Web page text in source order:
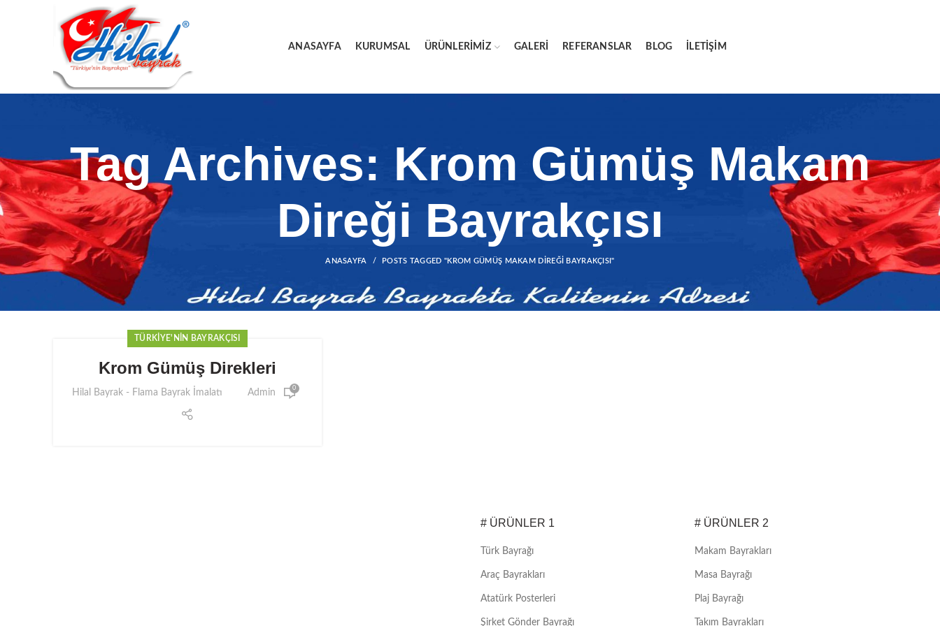
ANASAYFA KURUMSAL ÜRÜNLERIMIZ GALERI REFERANSLAR BLOG İLETIŞIM
Tag Archives: Krom Gümüş Makam
Direği Bayrakçısı
ANASAYFA POSTS TAGGED "KROM GÜMÜŞ MAKAM DIREĞI BAYRAKÇISI"
TÜRKIYE'NIN BAYRAKÇISI
Krom Gümüş Direkleri
Hilal Bayrak - Flama Bayrak İmalatı Admin 0
# ÜRÜNLER 1
Türk Bayrağı
Araç Bayrakları
Atatürk Posterleri
Şirket Gönder Bayrağı
# ÜRÜNLER 2
Makam Bayrakları
Masa Bayrağı
Plaj Bayrağı
Takım Bayrakları